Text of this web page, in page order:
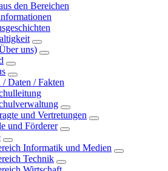
den Bereichen
uns)
/ Daten / Fakten
und Vertretungen
und Förderer
Informatik und Medien
Technik